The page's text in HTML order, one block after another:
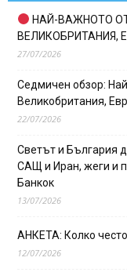
НАЙ-ВАЖНОТО
ВЕЛИКОБРИТАНИЯ,
27/07/2026
Седмичен обзор:
Великобритания,
22/07/2026
Светът и България
САЩ и Иран, жеги и
Банкок
13/07/2026
АНКЕТА: Колко
12/07/2026